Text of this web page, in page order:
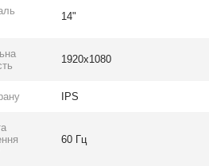
14"
1920x1080
IPS
60 Гц